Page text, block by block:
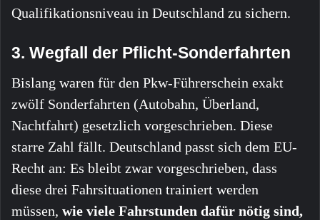
Qualifikationsniveau in Deutschland zu sichern.
3. Wegfall der Pflicht-Sonderfahrten
Bislang waren für den Pkw-Führerschein exakt
zwölf Sonderfahrten (Autobahn, Überland,
Nachtfahrt) gesetzlich vorgeschrieben. Diese
starre Zahl fällt. Deutschland passt sich dem EU-
Recht an: Es bleibt zwar vorgeschrieben, dass
diese drei Fahrsituationen trainiert werden
müssen, wie viele Fahrstunden dafür nötig sind,